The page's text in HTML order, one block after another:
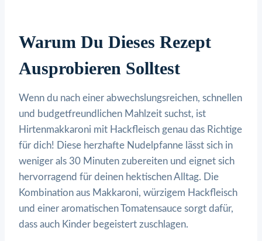
Warum Du Dieses Rezept
Ausprobieren Solltest
Wenn du nach einer abwechslungsreichen, schnellen
und budgetfreundlichen Mahlzeit suchst, ist
Hirtenmakkaroni mit Hackfleisch genau das Richtige
für dich! Diese herzhafte Nudelpfanne lässt sich in
weniger als 30 Minuten zubereiten und eignet sich
hervorragend für deinen hektischen Alltag. Die
Kombination aus Makkaroni, würzigem Hackfleisch
und einer aromatischen Tomatensauce sorgt dafür,
dass auch Kinder begeistert zuschlagen.